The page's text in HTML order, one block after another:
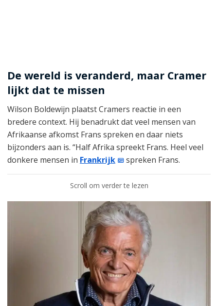
De wereld is veranderd, maar Cramer
lijkt dat te missen
Wilson Boldewijn plaatst Cramers reactie in een
bredere context. Hij benadrukt dat veel mensen van
Afrikaanse afkomst Frans spreken en daar niets
bijzonders aan is. “Half Afrika spreekt Frans. Heel veel
donkere mensen in Frankrijk spreken Frans.
Scroll om verder te lezen